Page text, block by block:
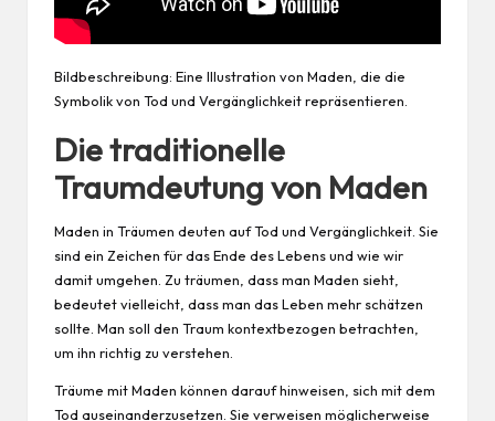
Bildbeschreibung: Eine Illustration von Maden, die die
Symbolik von Tod und Vergänglichkeit repräsentieren.
Die traditionelle
Traumdeutung von Maden
Maden in Träumen deuten auf Tod und Vergänglichkeit. Sie
sind ein Zeichen für das Ende des Lebens und wie wir
damit umgehen. Zu träumen, dass man Maden sieht,
bedeutet vielleicht, dass man das Leben mehr schätzen
sollte. Man soll den Traum kontextbezogen betrachten,
um ihn richtig zu verstehen.
Träume mit Maden können darauf hinweisen, sich mit dem
Tod auseinanderzusetzen. Sie verweisen möglicherweise